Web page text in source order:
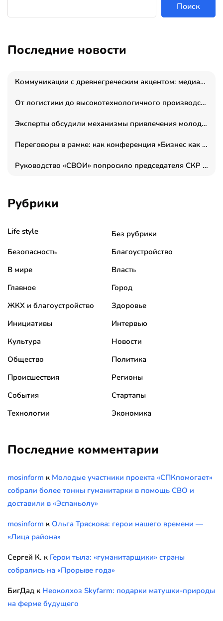
Поиск
Последние новости
Коммуникации с древнегреческим акцентом: медиаменеджер и журналист Владимир Дергачев запустил коммуникационное агентство «Сократ 2.0»
От логистики до высокотехнологичного производства: как основатель “гагаринга” выстраивает экосистему безопасности и гражданских БПЛА
Эксперты обсудили механизмы привлечения молодых специалистов в промышленные города
Переговоры в рамке: как конференция «Бизнес как искусство» переформатирует деловой этикет в стенах ТПП РФ
Руководство «СВОИ» попросило председателя СКР дать правовую оценку обысков в тыловом штабе
Рубрики
Life style
Без рубрики
Безопасность
Благоустройство
В мире
Власть
Главное
Город
ЖКХ и благоустройство
Здоровье
Инициативы
Интервью
Культура
Новости
Общество
Политика
Происшествия
Регионы
События
Стартапы
Технологии
Экономика
Последние комментарии
mosinform к Молодые участники проекта «СПКпомогает»
собрали более тонны гуманитарки в помощь СВО и
доставили в «Эспаньолу»
mosinform к Ольга Тряскова: герои нашего времени —
«Лица района»
Сергей К. к Герои тыла: «гуманитарщики» страны
собрались на «Прорыве года»
БигДад к Неоколхоз Skyfarm: подарки матушки-природы
на ферме будущего